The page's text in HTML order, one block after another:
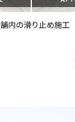
内の滑り止め施工